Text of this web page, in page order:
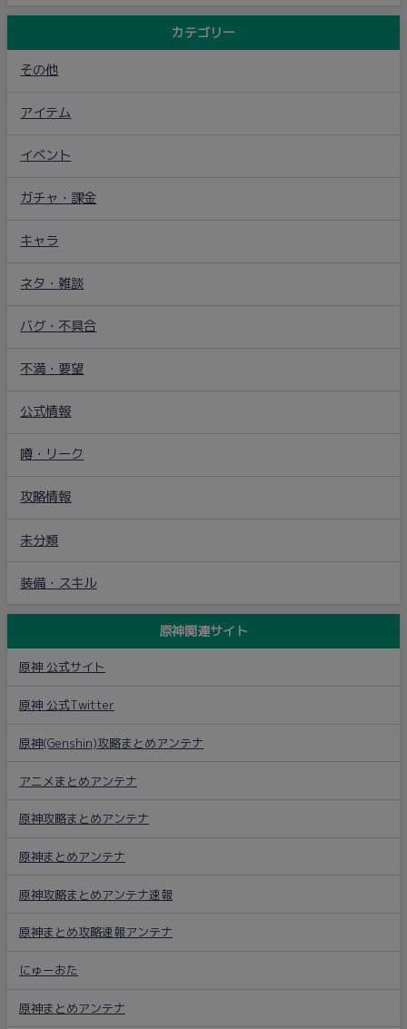
カテゴリー
その他
アイテム
イベント
ガチャ・課金
キャラ
ネタ・雑談
バグ・不具合
不満・要望
公式情報
噂・リーク
攻略情報
未分類
装備・スキル
原神関連サイト
原神 公式サイト
原神 公式Twitter
原神(Genshin)攻略まとめアンテナ
アニメまとめアンテナ
原神攻略まとめアンテナ
原神まとめアンテナ
原神攻略まとめアンテナ速報
原神まとめ攻略速報アンテナ
にゅーおた
原神まとめアンテナ